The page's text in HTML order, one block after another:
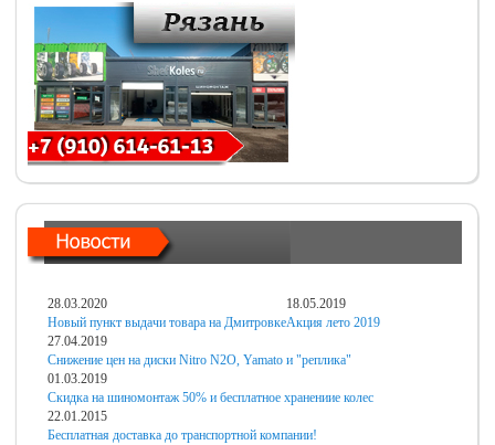
28.03.2020
Новый пункт выдачи товара на Дмитровке
18.05.2019
Акция лето 2019
27.04.2019
Снижение цен на диски Nitro N2O, Yamato и "реплика"
01.03.2019
Скидка на шиномонтаж 50% и бесплатное хранениие колес
22.01.2015
Бесплатная доставка до транспортной компании!